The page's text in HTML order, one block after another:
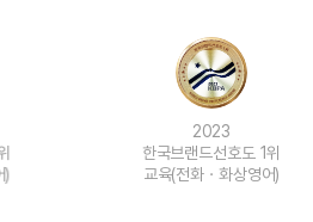
2023
한국브랜드선호도 1위
교육(전화ㆍ화상영어)